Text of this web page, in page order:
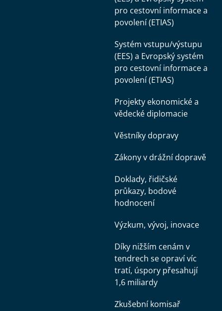
pro cestovní informace a
povolení (ETIAS)
Systém vstupu/výstupu
(EES) a Evropský systém
pro cestovní informace a
povolení (ETIAS)
Projekty ekonomické a
vědecké diplomacie
Věstníky dopravy
Zákony v drážní dopravě
Doklady, řidičské
průkazy, bodové
hodnocení
Výzkum, vývoj, inovace
Díky nižším cenám v
tendrech se opraví víc
tratí, úspory přesahují
1,6 miliardy
Zkušební komisař